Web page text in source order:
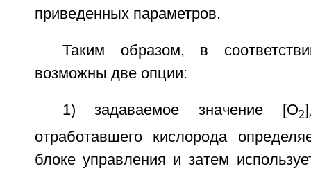
приведенных параметров.
Таким образом, в
возможны две опции:
1) задаваемое значение [O2]
отработавшего кислорода
блоке управления и затем